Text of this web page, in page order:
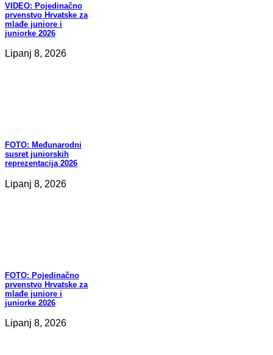
VIDEO: Pojedinačno
prvenstvo Hrvatske za
mlađe juniore i
juniorke 2026
Lipanj 8, 2026
FOTO: Međunarodni
susret juniorskih
reprezentacija 2026
Lipanj 8, 2026
FOTO: Pojedinačno
prvenstvo Hrvatske za
mlađe juniore i
juniorke 2026
Lipanj 8, 2026